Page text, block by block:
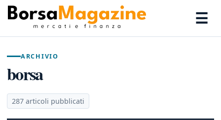
☰
ARCHIVIO
borsa
287 articoli pubblicati